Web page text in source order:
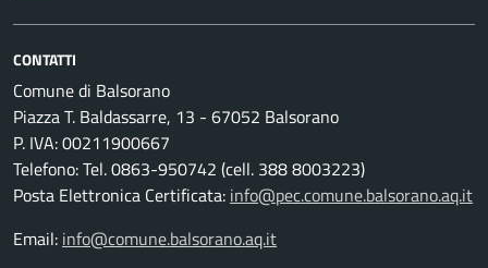
CONTATTI
Comune di Balsorano
Piazza T. Baldassarre, 13 - 67052 Balsorano
P. IVA: 00211900667
Telefono: Tel. 0863-950742 (cell. 388 8003223)
Posta Elettronica Certificata: info@pec.comune.balsorano.aq.it
Email: info@comune.balsorano.aq.it